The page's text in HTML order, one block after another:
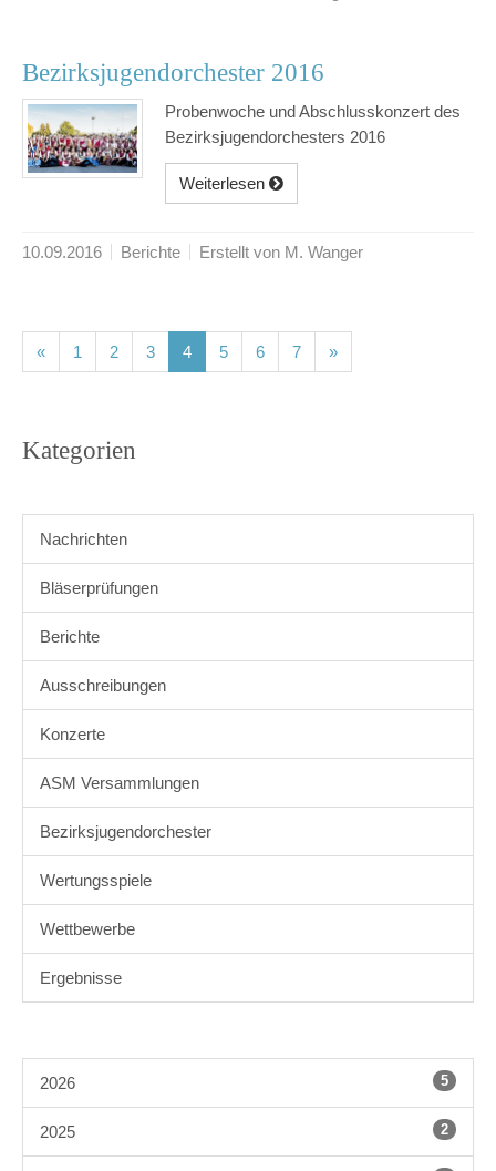
Bezirksjugendorchester 2016
Probenwoche und Abschlusskonzert des
Bezirksjugendorchesters 2016
Weiterlesen
10.09.2016 Berichte Erstellt von M. Wanger
« 1 (current)
2(current)
3(current)
4(current)
5(current)
6(current)
7(current)
»
Kategorien
Nachrichten
Bläserprüfungen
Berichte
Ausschreibungen
Konzerte
ASM Versammlungen
Bezirksjugendorchester
Wertungsspiele
Wettbewerbe
Ergebnisse
2026 5
2025 2